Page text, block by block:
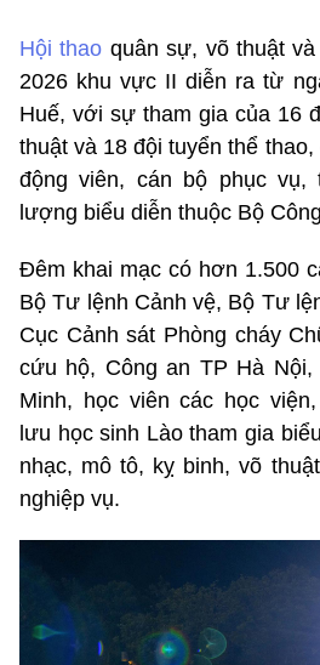
Hội thao quân sự, võ thuật
2026 khu vực II diễn ra từ
Huế, với sự tham gia của 16
thuật và 18 đội tuyển thể
động viên, cán bộ phục
lượng biểu diễn thuộc Bộ
Đêm khai mạc có hơn 1.500
Bộ Tư lệnh Cảnh vệ, Bộ Tư
Cục Cảnh sát Phòng cháy
cứu hộ, Công an TP Hà
Minh, học viên các học
lưu học sinh Lào tham gia
nhạc, mô tô, kỵ binh, võ
nghiệp vụ.